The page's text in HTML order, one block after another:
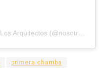
primera chamba